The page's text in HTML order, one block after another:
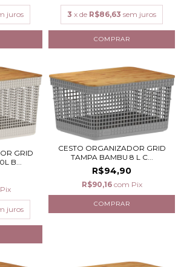
juros 3 x de R$86,63 sem juros
GRID
B...
Pix
juros
CESTO ORGANIZADOR GRID
TAMPA BAMBU 8 L C...
R$94,90
R$90,16 com Pix